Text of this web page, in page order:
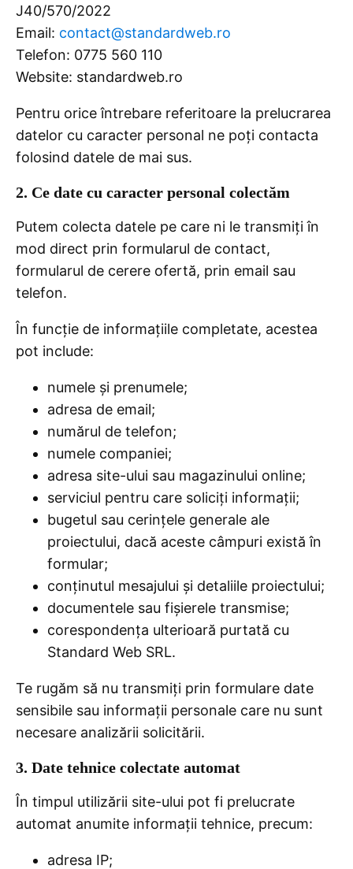
J40/570/2022
Email: contact@standardweb.ro
Telefon: 0775 560 110
Website: standardweb.ro
Pentru orice întrebare referitoare la prelucrarea
datelor cu caracter personal ne poți contacta
folosind datele de mai sus.
2. Ce date cu caracter personal colectăm
Putem colecta datele pe care ni le transmiți în
mod direct prin formularul de contact,
formularul de cerere ofertă, prin email sau
telefon.
În funcție de informațiile completate, acestea
pot include:
numele și prenumele;
adresa de email;
numărul de telefon;
numele companiei;
adresa site-ului sau magazinului online;
serviciul pentru care soliciți informații;
bugetul sau cerințele generale ale
proiectului, dacă aceste câmpuri există în
formular;
conținutul mesajului și detaliile proiectului;
documentele sau fișierele transmise;
corespondența ulterioară purtată cu
Standard Web SRL.
Te rugăm să nu transmiți prin formulare date
sensibile sau informații personale care nu sunt
necesare analizării solicitării.
3. Date tehnice colectate automat
În timpul utilizării site-ului pot fi prelucrate
automat anumite informații tehnice, precum:
adresa IP;